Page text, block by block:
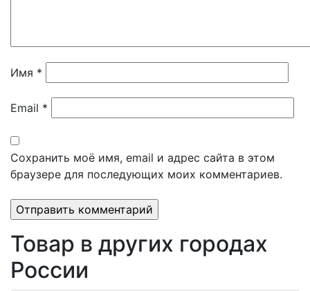
Имя *
Email *
Сохранить моё имя, email и адрес сайта в этом
браузере для последующих моих комментариев.
Товар в других городах
России